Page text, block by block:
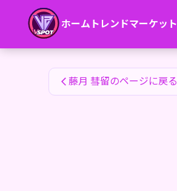
ホーム トレンドマーケット
藤月 彗留のファンアイテム
藤月 彗留のページに戻る
藤月 彗留のファンアイテム — 24karat